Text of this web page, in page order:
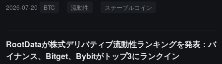
トコインは約 165 日間、6 万ドルの重要な価格帯をテストしてお
の一因は、新たな流動性が市場に流入していないことです。ビット
コインへの直接投資や暗号市場全体への投資において、新たな需要
2026-07-20 BTC 流動性 ステーブルコイン
RootDataが株式デリバティブ流動性ランキングを発表：バ
イナンス、Bitget、Bybitがトップ3にランクイン